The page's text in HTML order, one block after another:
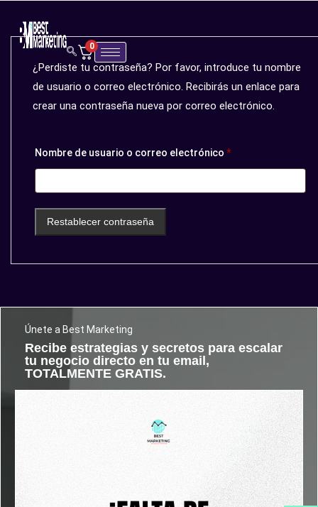
0
¿Perdiste tu contraseña? Por favor, introduce tu nombre
de usuario o correo electrónico. Recibirás un enlace para
crear una contraseña nueva por correo electrónico.
Nombre de usuario o correo electrónico *
Restablecer contraseña
Únete a Best Marketing
Recibe estrategias y secretos para escalar
tu negocio directo en tu email,
TOTALMENTE GRATIS.